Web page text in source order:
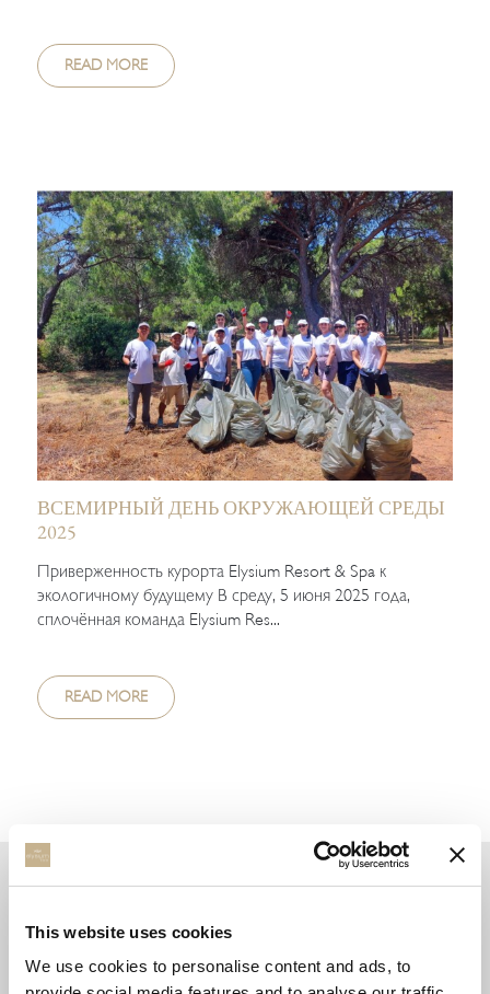
This website uses cookies
We use cookies to personalise content and ads, to
READ MORE
ВСЕМИРНЫЙ ДЕНЬ ОКРУЖАЮЩЕЙ СРЕДЫ
2025
Приверженность курорта Elysium Resort & Spa к
экологичному будущему В среду, 5 июня 2025 года,
сплочённая команда Elysium Res...
READ MORE
AWARDS